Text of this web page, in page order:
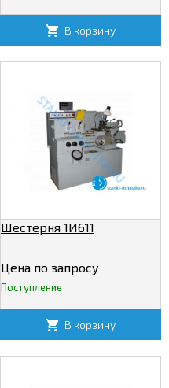
В корзину
Шестерня 1И611
Цена по запросу
Поступление
В корзину